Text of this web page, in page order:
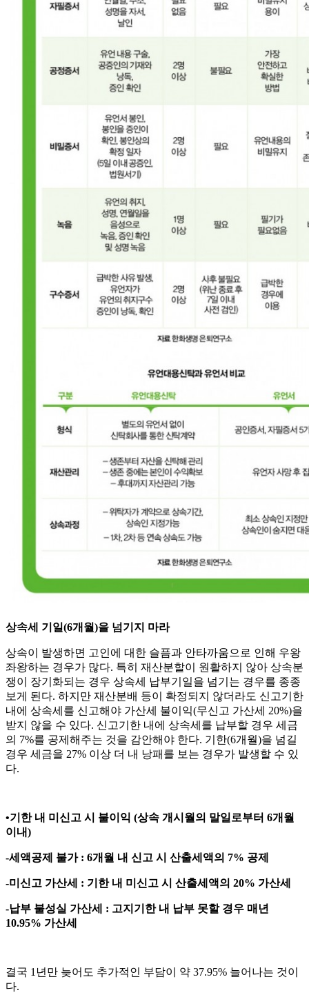
상속세 기일(6개월)을 넘기지 마라
상속이 발생하면 고인에 대한 슬픔과 안타까움으로 인해 우왕
좌왕하는 경우가 많다. 특히 재산분할이 원활하지 않아 상속분
쟁이 장기화되는 경우 상속세 납부기일을 넘기는 경우를 종종
보게 된다. 하지만 재산분배 등이 확정되지 않더라도 신고기한
내에 상속세를 신고해야 가산세 불이익(무신고 가산세 20%)을
받지 않을 수 있다. 신고기한 내에 상속세를 납부할 경우 세금
의 7%를 공제해주는 것을 감안해야 한다. 기한(6개월)을 넘길
경우 세금을 27% 이상 더 내 낭패를 보는 경우가 발생할 수 있
다.
•기한 내 미신고 시 불이익 (상속 개시월의 말일로부터 6개월
이내)
-세액공제 불가 : 6개월 내 신고 시 산출세액의 7% 공제
-미신고 가산세 : 기한 내 미신고 시 산출세액의 20% 가산세
-납부 불성실 가산세 : 고지기한 내 납부 못할 경우 매년
10.95% 가산세
결국 1년만 늦어도 추가적인 부담이 약 37.95% 늘어나는 것이
다.